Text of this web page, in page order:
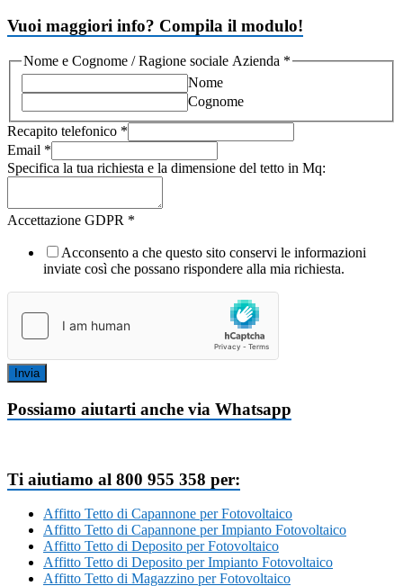
Vuoi maggiori info? Compila il modulo!
Nome e Cognome / Ragione sociale Azienda *
Nome
Cognome
Recapito telefonico *
Email *
Specifica la tua richiesta e la dimensione del tetto in Mq:
Accettazione GDPR *
Acconsento a che questo sito conservi le informazioni
inviate così che possano rispondere alla mia richiesta.
Invia
Possiamo aiutarti anche via Whatsapp
Ti aiutiamo al 800 955 358 per:
Affitto Tetto di Capannone per Fotovoltaico
Affitto Tetto di Capannone per Impianto Fotovoltaico
Affitto Tetto di Deposito per Fotovoltaico
Affitto Tetto di Deposito per Impianto Fotovoltaico
Affitto Tetto di Magazzino per Fotovoltaico